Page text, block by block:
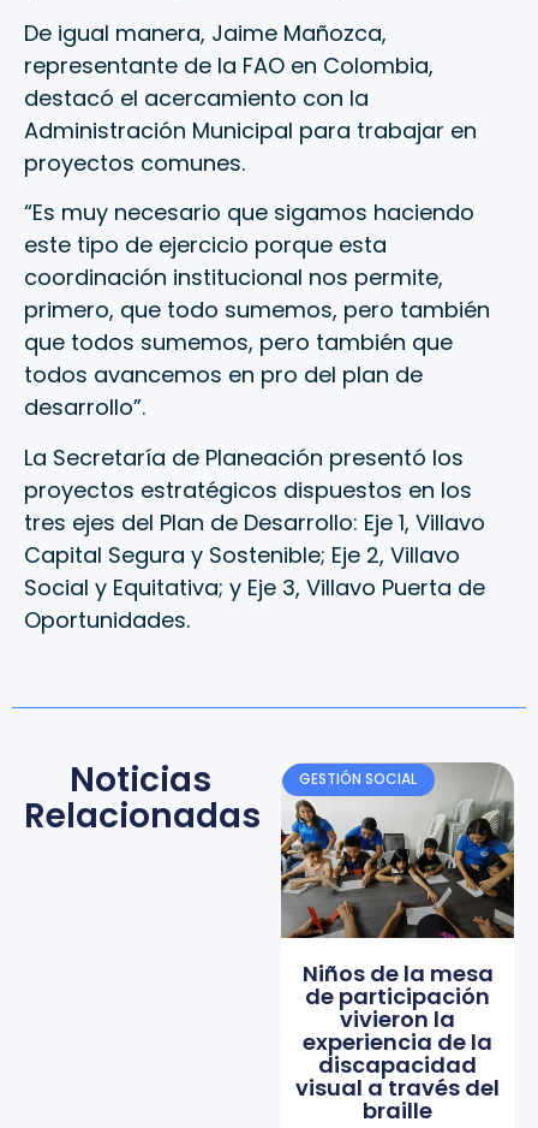
De igual manera, Jaime Mañozca,
representante de la FAO en Colombia,
destacó el acercamiento con la
Administración Municipal para trabajar en
proyectos comunes.
“Es muy necesario que sigamos haciendo
este tipo de ejercicio porque esta
coordinación institucional nos permite,
primero, que todo sumemos, pero también
que todos sumemos, pero también que
todos avancemos en pro del plan de
desarrollo”.
La Secretaría de Planeación presentó los
proyectos estratégicos dispuestos en los
tres ejes del Plan de Desarrollo: Eje 1, Villavo
Capital Segura y Sostenible; Eje 2, Villavo
Social y Equitativa; y Eje 3, Villavo Puerta de
Oportunidades.
Noticias
Relacionadas
GESTIÓN SOCIAL
Niños de la mesa
de participación
vivieron la
experiencia de la
discapacidad
visual a través del
braille